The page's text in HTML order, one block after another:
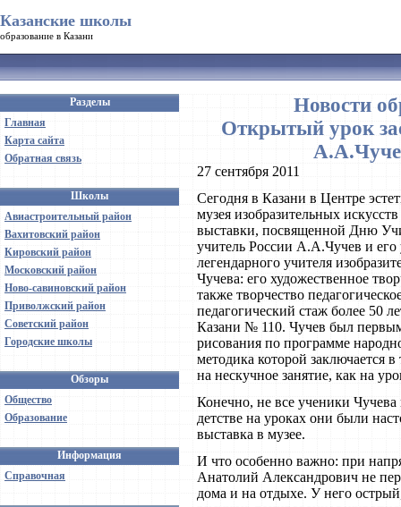
Казанские школы
образование в Казани
Разделы
Главная
Карта сайта
Обратная связь
Школы
Авиастроительный район
Вахитовский район
Кировский район
Московский район
Ново-савиновский район
Приволжский район
Советский район
Городские школы
Обзоры
Общество
Образование
Информация
Справочная
Новости
Открытый урок
27 сентября 2011
Сегодня в Казани в Центре
музея изобразительных
выставки, посвященной Дню
учитель России А.А.Чучев и его
легендарного учителя
Чучева: его художественное
также творчество
педагогический стаж более 50
Казани № 110. Чучев был первым
рисования по программе
методика которой заключается
на нескучное занятие, как на
Конечно, не все ученики
детстве на уроках они были
выставка в музее.
И что особенно важно: при
Анатолий Александрович не
дома и на отдыхе. У него